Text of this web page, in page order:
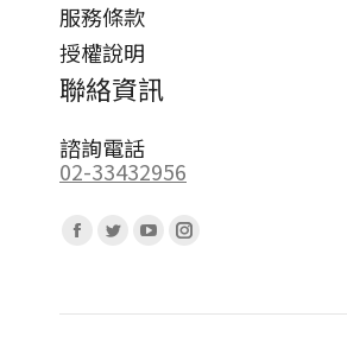
服務條款
授權說明
聯絡資訊
諮詢電話
02-33432956
Facebook
opens
Twitter
opens
YouTube
opens
Instagram
opens